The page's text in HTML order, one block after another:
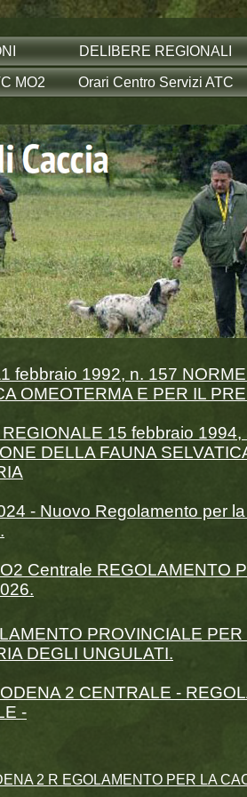
DELIBERE REGIONALI
MO2 Orari Centro Servizi ATC
febbraio 1992, n. 157
OMEOTERMA E PER IL
15 febbraio
DELLA FAUNA
- Nuovo Regolamento per
Centrale REGOLAMENTO
PROVINCIALE
DEGLI UNGULATI.
2 CENTRALE -
-
2 R EGOLAMENTO PER LA